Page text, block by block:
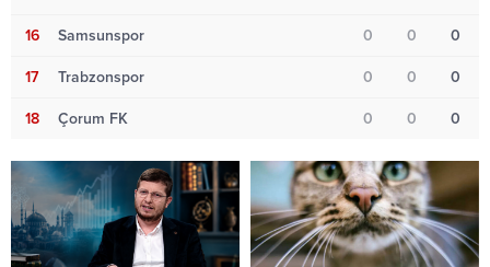
16 Samsunspor 0 0 0
17 Trabzonspor 0 0 0
18 Çorum FK 0 0 0